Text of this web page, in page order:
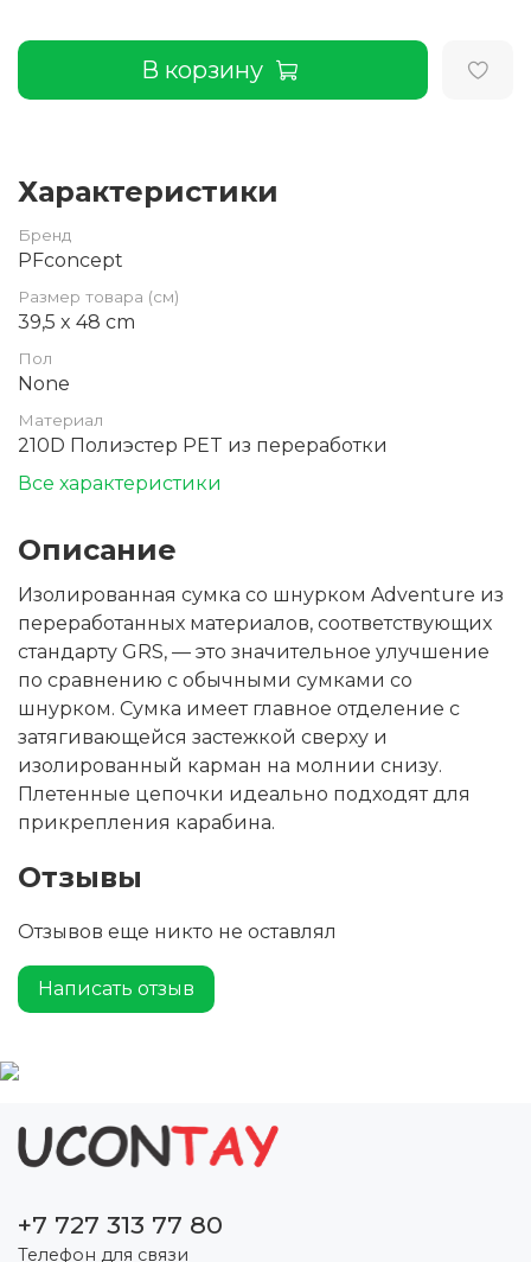
В корзину
Характеристики
Бренд
PFconcept
Размер товара (см)
39,5 x 48 cm
Пол
None
Материал
210D Полиэстер PET из переработки
Все характеристики
Описание
Изолированная сумка со шнурком Adventure из
переработанных материалов, соответствующих
стандарту GRS, — это значительное улучшение
по сравнению с обычными сумками со
шнурком. Сумка имеет главное отделение с
затягивающейся застежкой сверху и
изолированный карман на молнии снизу.
Плетенные цепочки идеально подходят для
прикрепления карабина.
Отзывы
Отзывов еще никто не оставлял
Написать отзыв
+7 727 313 77 80
Телефон для связи